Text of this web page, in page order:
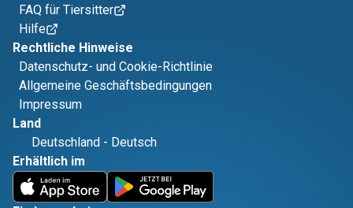
FAQ für Tiersitter
Hilfe
Rechtliche Hinweise
Datenschutz- und Cookie-Richtlinie
Allgemeine Geschäftsbedingungen
Impressum
Land
Deutschland - Deutsch
Erhältlich im